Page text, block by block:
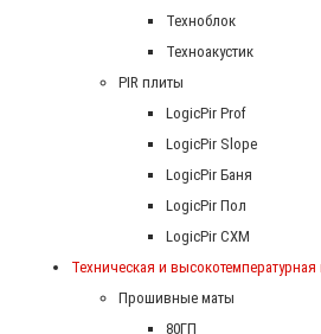
Техноблок
Техноакустик
PIR плиты
LogicPir Prof
LogicPir Slope
LogicPir Баня
LogicPir Пол
LogicPir СХМ
Техническая и
Прошивные маты
80ГП